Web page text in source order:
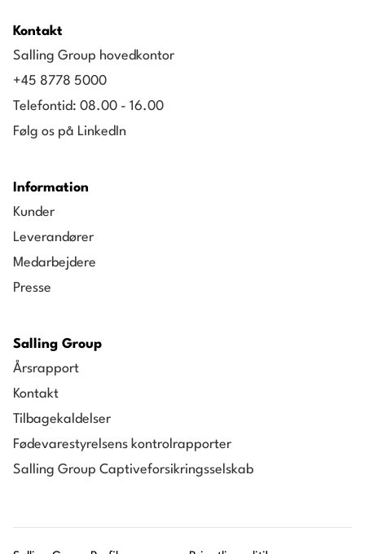
Kontakt
Salling Group hovedkontor
+45 8778 5000
Telefontid: 08.00 - 16.00
Følg os på LinkedIn
Information
Kunder
Leverandører
Medarbejdere
Presse
Salling Group
Årsrapport
Kontakt
Tilbagekaldelser
Fødevarestyrelsens kontrolrapporter
Salling Group Captiveforsikringsselskab